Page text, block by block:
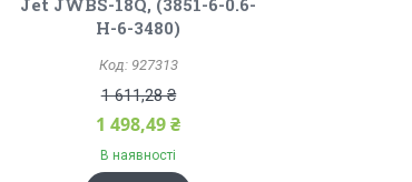
Jet JWBS-18Q, (3851-6-0.6-
Н-6-3480)
927313
1 611,28 ₴
1 498,49 ₴
В наявності